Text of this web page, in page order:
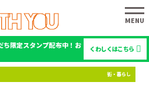
ち限定スタンプ配布中！お
くわしくはこちら